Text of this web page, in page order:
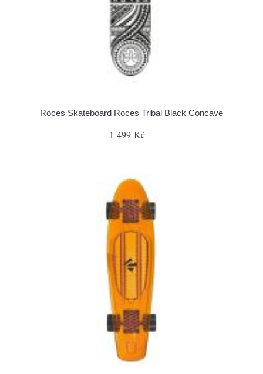
Roces Skateboard Roces Tribal Black Concave
1 499 Kč